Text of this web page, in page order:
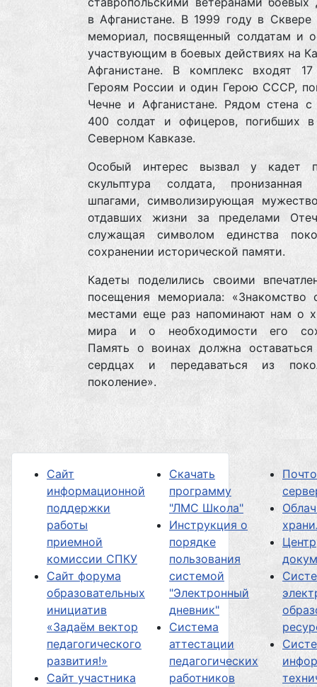
в Афганистане. В 1999 году в Сквере
мемориал, посвященный солдатам и
участвующим в боевых действиях на
Афганистане. В комплекс входят
Героям России и один Герою СССР,
Чечне и Афганистане. Рядом стена
400 солдат и офицеров, погибших
Северном Кавказе.
Особый интерес вызвал у кадет
скульптура солдата, пронизанная
шпагами, символизирующая
отдавших жизни за пределами
служащая символом единства
сохранении исторической памяти.
Кадеты поделились своими
посещения мемориала: «Знакомство
местами еще раз напоминают нам о
мира и о необходимости его
Память о воинах должна
сердцах и передаваться из
поколение».
Сайт
информационной
поддержки
работы
приемной
комиссии СПКУ
Сайт форума
образовательных
инициатив
«Задаём вектор
педагогического
развития!»
Сайт участника
Скачать
программу
"ЛМС Школа"
Инструкция о
порядке
пользования
системой
"Электронный
дневник"
Система
аттестации
педагогических
работников
Центр